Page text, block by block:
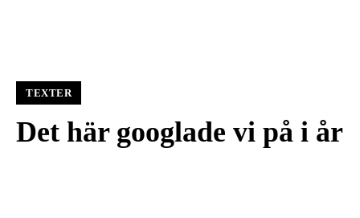
TEXTER
Det här googlade vi på i år